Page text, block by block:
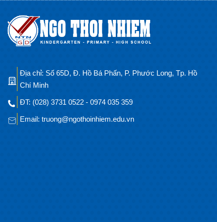
Địa chỉ: Số 65D, Đ. Hồ Bá Phấn, P. Phước Long, Tp. Hồ
Chí Minh
ĐT: (028) 3731 0522 - 0974 035 359
Email: truong@ngothoinhiem.edu.vn